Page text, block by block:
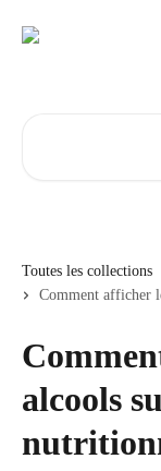
Toutes les collections
Comment afficher
alcools